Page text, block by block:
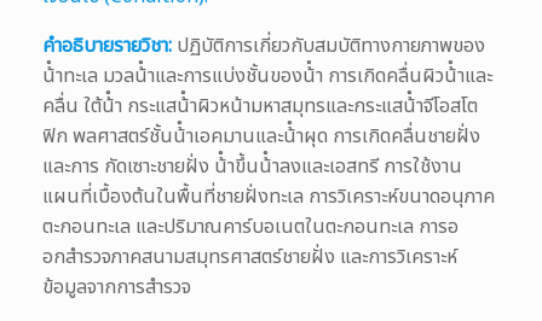
คำอธิบายรายวิชา: ปฏิบัติการเกี่ยวกับสมบัติทางกายภาพของ
น้ําทะเล มวลน้ําและการแบ่งชั้นของน้ํา การเกิดคลื่นผิวน้ําและ
คลื่น ใต้น้ํา กระแสน้ําผิวหน้ามหาสมุทรและกระแสน้ําจีโอสโต
ฟิก พลศาสตร์ชั้นน้ําเอคมานและน้ําผุด การเกิดคลื่นชายฝั่ง
และการ กัดเซาะชายฝั่ง น้ําขึ้นน้ําลงและเอสทรี การใช้งาน
แผนที่เบื้องต้นในพื้นที่ชายฝั่งทะเล การวิเคราะห์ขนาดอนุภาค
ตะกอนทะเล และปริมาณคาร์บอเนตในตะกอนทะเล การอ
อกสํารวจภาคสนามสมุทรศาสตร์ชายฝั่ง และการวิเคราะห์
ข้อมูลจากการสํารวจ